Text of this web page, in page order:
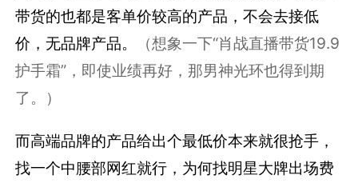
带货的也都是客单价较高的产品，不会去接低
价，无品牌产品。
（想象一下“肖战直播带货19.9
护手霜”，即使业绩再好，那男神光环也得到期
了。）
而高端品牌的产品给出个最低价本来就很抢手，
找一个中腰部网红就行，为何找明星大牌出场费